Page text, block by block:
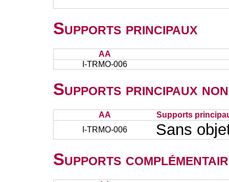
Supports principaux
AA
I-TRMO-006
Supports principaux
AA
Supports
I-TRMO-006
Sans
Supports